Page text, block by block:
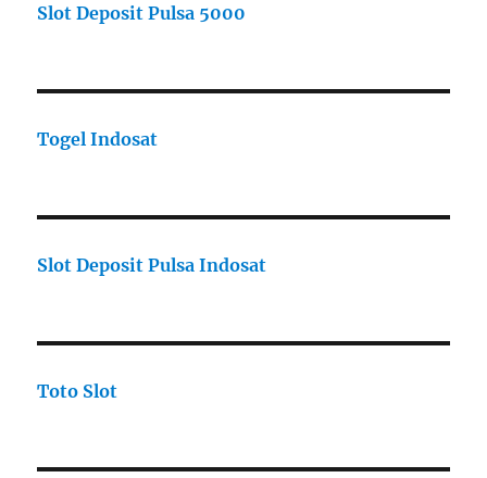
Slot Deposit Pulsa 5000
Togel Indosat
Slot Deposit Pulsa Indosat
Toto Slot